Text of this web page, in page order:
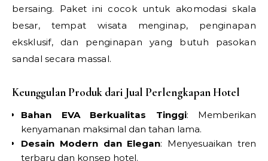
bersaing. Paket ini cocok untuk akomodasi skala
besar, tempat wisata menginap, penginapan
eksklusif, dan penginapan yang butuh pasokan
sandal secara massal.
Keunggulan Produk dari Jual Perlengkapan Hotel
Bahan EVA Berkualitas Tinggi: Memberikan
kenyamanan maksimal dan tahan lama.
Desain Modern dan Elegan: Menyesuaikan tren
terbaru dan konsep hotel.